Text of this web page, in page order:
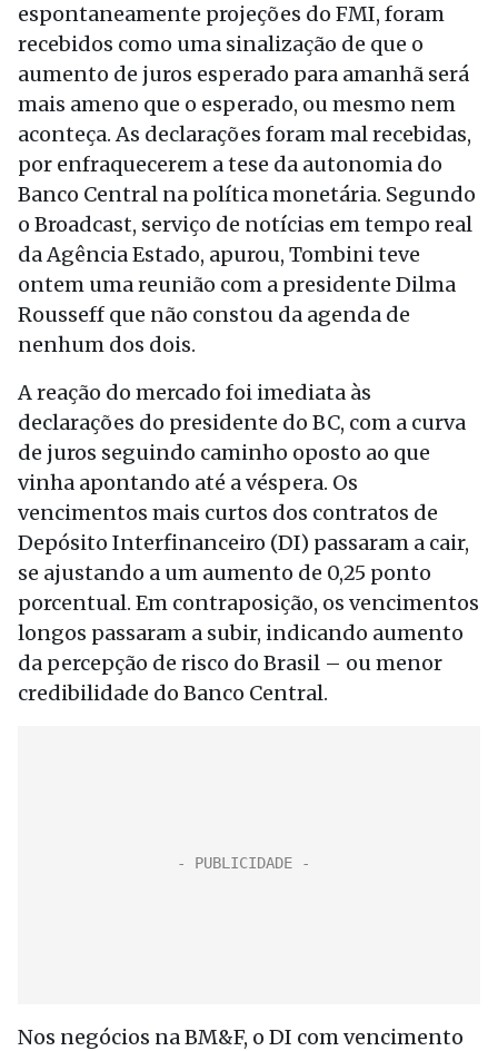
espontaneamente projeções do FMI, foram
recebidos como uma sinalização de que o
aumento de juros esperado para amanhã será
mais ameno que o esperado, ou mesmo nem
aconteça. As declarações foram mal recebidas,
por enfraquecerem a tese da autonomia do
Banco Central na política monetária. Segundo
o Broadcast, serviço de notícias em tempo real
da Agência Estado, apurou, Tombini teve
ontem uma reunião com a presidente Dilma
Rousseff que não constou da agenda de
nenhum dos dois.
A reação do mercado foi imediata às
declarações do presidente do BC, com a curva
de juros seguindo caminho oposto ao que
vinha apontando até a véspera. Os
vencimentos mais curtos dos contratos de
Depósito Interfinanceiro (DI) passaram a cair,
se ajustando a um aumento de 0,25 ponto
porcentual. Em contraposição, os vencimentos
longos passaram a subir, indicando aumento
da percepção de risco do Brasil – ou menor
credibilidade do Banco Central.
Nos negócios na BM&F, o DI com vencimento